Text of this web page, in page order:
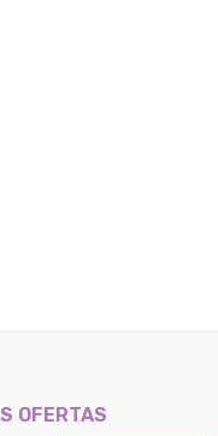
OFERTAS